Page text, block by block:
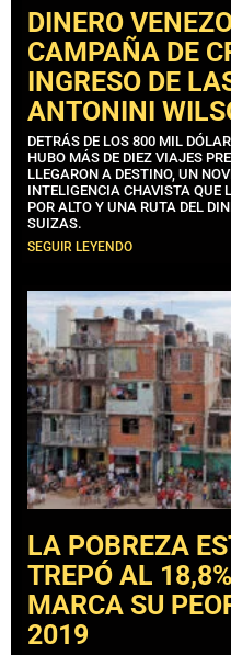
DINERO
CAMPAÑA DE
INGRESO DE
ANTONINI
DETRÁS DE LOS 800 MIL
HUBO MÁS DE DIEZ VIAJES
LLEGARON A DESTINO, UN
INTELIGENCIA CHAVISTA QUE
POR ALTO Y UNA RUTA DEL
SUIZAS.
SEGUIR LEYENDO
LA POBREZA
TREPÓ AL
MARCA SU
2019